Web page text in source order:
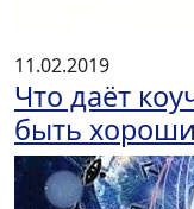
11.02.2019
Что даёт
быть